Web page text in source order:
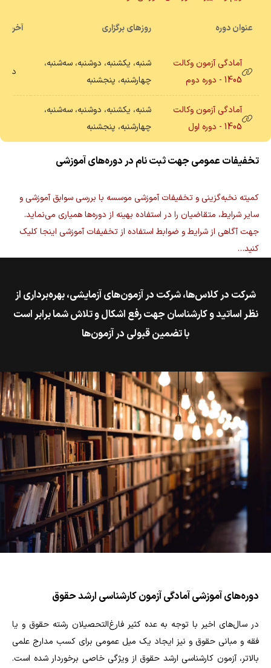
عنوان دوره روزهای برگزاری
آمادگی آزمون وکالت
1405 - دوره دوم
شنبه، یکشنبه، دوشنبه، سه‌شنبه،
چهارشنبه، پنجشنبه
در
آمادگی آزمون وکالت
1405 - دوره اول
شنبه، یکشنبه، دوشنبه، سه‌شنبه،
چهارشنبه، پنجشنبه
تخفیفات عمومی جهت ثبت نام در دوره‌های آموزشی
کمیته نخبه‌گزینی و تخفیفات آموزشی موسسه با بررسی سوابق آموزشی و
سایر شرایط، متقاضیان را در استفاده بهینه از دوره‌ها همیاری می‌نماید.
جهت آگاهی از شرایط و ضوابط استفاده از تخفیفات آموزشی اینجا کلیک
کنید…
شركت در كلاس‌ها، شركت در آزمون‌هاي آزمایشی، بهره‌برداري از
نظر اساتيد و كارشناسان جهت رفع اشكال و تلاش شما برابر است
با تضمين قبولي در آزمون‌ها
دوره‌های آموزشی آمادگی آزمون کارشناسی ارشد حقوق
در سال‌های اخیر با توجه به عده کثیر فارغ‌التحصیلان رشته حقوق و یا
فقه و مبانی حقوق و نیز ایجاد یک میل عمومی برای کسب مدارج علمی
بالاتر، آزمون کارشناسی ارشد حقوق از ویژگی خاصی برخوردار شده است.